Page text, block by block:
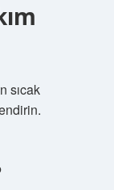
sıcak